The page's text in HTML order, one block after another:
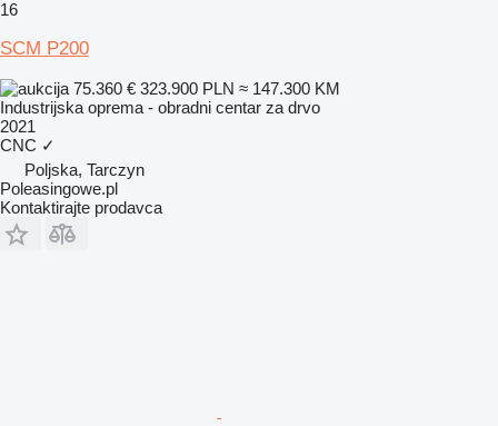
16
SCM P200
75.360 € 323.900 PLN ≈ 147.300 KM
Industrijska oprema - obradni centar za drvo
2021
CNC ✓
Poljska, Tarczyn
Poleasingowe.pl
Kontaktirajte prodavca